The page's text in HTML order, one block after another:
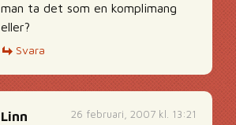
man ta det som en komplimang
eller?
Svara
26 februari, 2007 kl. 13:21
Linn